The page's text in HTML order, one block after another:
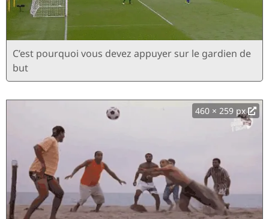
C’est pourquoi vous devez appuyer sur le gardien de
but
460 × 259 px